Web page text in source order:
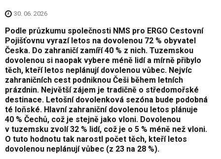
30. 06. 2026
Podle průzkumu společnosti NMS pro ERGO Cestovní
Pojišťovnu vyrazí letos na dovolenou 72 % obyvatel
Česka. Do zahraničí zamíří 40 % z nich. Tuzemskou
dovolenou si naopak vybere méně lidí a mírně přibylo
těch, kteří letos neplánují dovolenou vůbec. Nejvíc
zahraničních cest podniknou Češi během letních
prázdnin. Největší zájem je tradičně o středomořské
destinace. Letošní dovolenková sezóna bude podobná
té loňské. Hlavní zahraniční dovolenou letos plánuje
40 % Čechů, což je stejně jako vloni. Dovolenou
v tuzemsku zvolí 32 % lidí, což je o 5 % méně než vloni.
O tuto hodnotu tak narostl počet těch, kteří letos
dovolenou neplánují vůbec (z 23 na 28 %).